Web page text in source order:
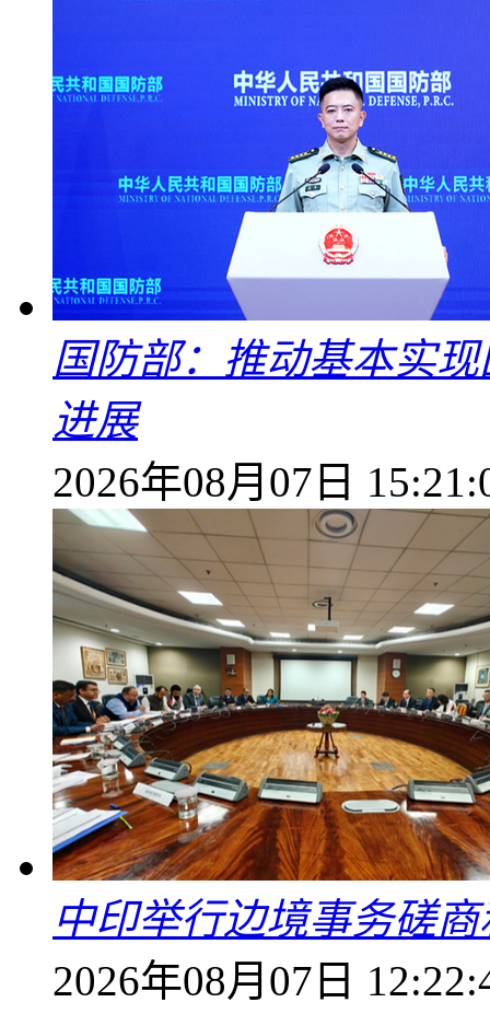
国防部：推动基本实
进展
2026年08月07日
中印举行边境事务磋
2026年08月07日